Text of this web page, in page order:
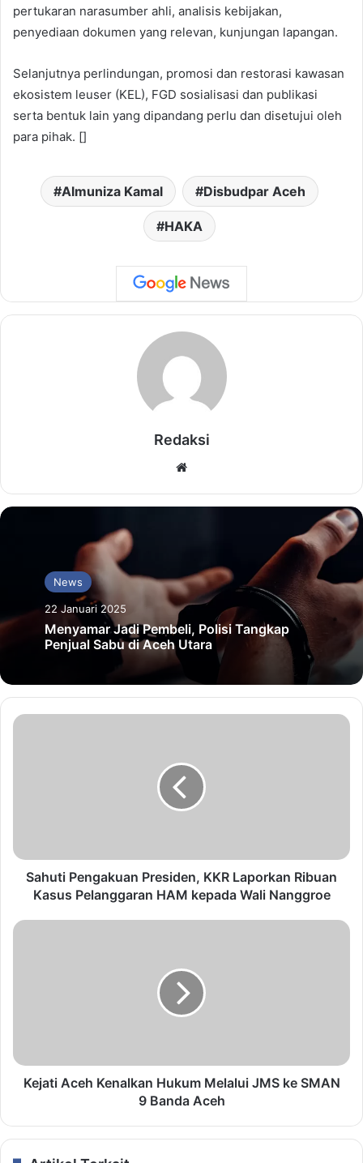
pertukaran narasumber ahli, analisis kebijakan,
penyediaan dokumen yang relevan, kunjungan lapangan.
Selanjutnya perlindungan, promosi dan restorasi kawasan
ekosistem leuser (KEL), FGD sosialisasi dan publikasi
serta bentuk lain yang dipandang perlu dan disetujui oleh
para pihak. []
Almuniza Kamal Disbudpar Aceh
HAKA
Redaksi
News
22 Januari 2025
Menyamar Jadi Pembeli, Polisi Tangkap
Penjual Sabu di Aceh Utara
Sahuti Pengakuan Presiden, KKR Laporkan Ribuan
Kasus Pelanggaran HAM kepada Wali Nanggroe
Kejati Aceh Kenalkan Hukum Melalui JMS ke SMAN
9 Banda Aceh